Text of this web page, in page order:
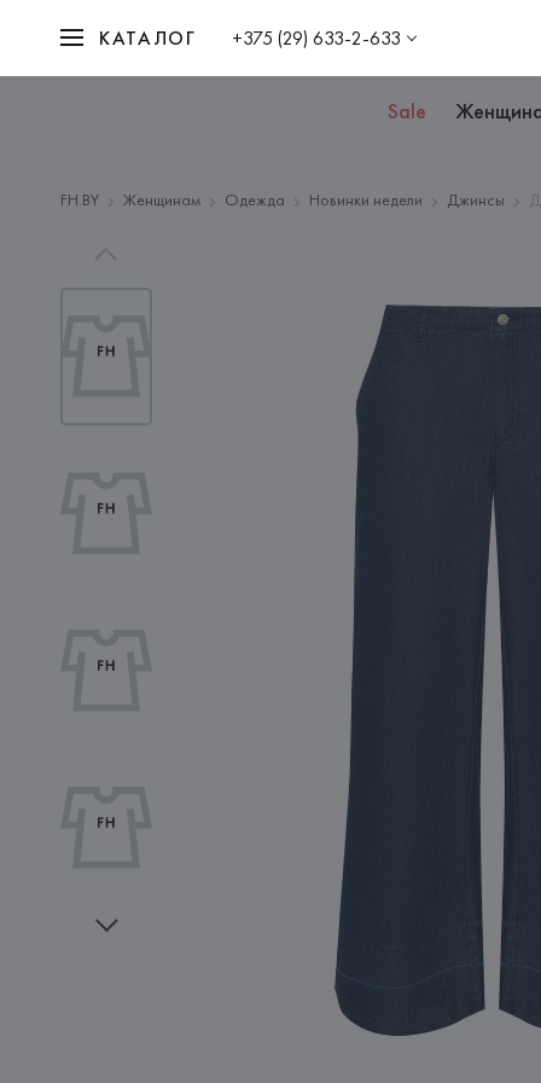
КАТАЛОГ +375 (29) 633-2-633
Sale
FH.BY Женщинам Одежда Новинки недели Джинсы